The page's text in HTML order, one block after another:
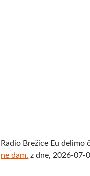
Radio Brežice Eu delimo
ne dam. z dne, 2026-07-